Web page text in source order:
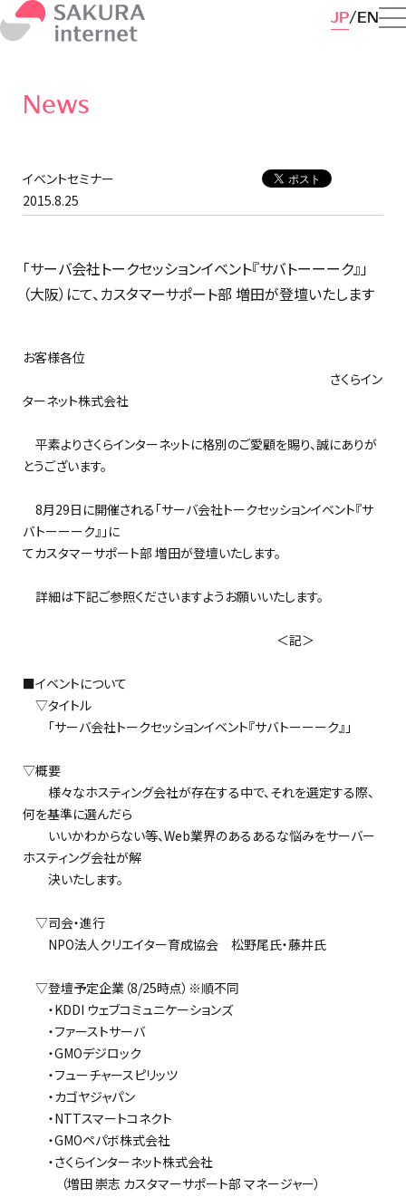
JP EN
News
イベントセミナー
2015.8.25
「サーバ会社トークセッションイベント『サバトーーーク』」
（大阪）にて、カスタマーサポート部 増田が登壇いたします
お客様各位
さくらイン
ターネット株式会社
平素よりさくらインターネットに格別のご愛顧を賜り、誠にありが
とうございます。
8月29日に開催される「サーバ会社トークセッションイベント『サ
バトーーーク』」に
てカスタマーサポート部 増田が登壇いたします。
詳細は下記ご参照くださいますようお願いいたします。
＜記＞
■イベントについて
▽タイトル
「サーバ会社トークセッションイベント『サバトーーーク』」
▽概要
様々なホスティング会社が存在する中で、それを選定する際、
何を基準に選んだら
いいかわからない等、Web業界のあるあるな悩みをサーバー
ホスティング会社が解
決いたします。
▽司会・進行
NPO法人クリエイター育成協会 松野尾氏・藤井氏
▽登壇予定企業（8/25時点）※順不同
・KDDI ウェブコミュニケーションズ
・ファーストサーバ
・GMOデジロック
・フューチャースピリッツ
・カゴヤジャパン
・NTTスマートコネクト
・GMOペパボ株式会社
・さくらインターネット株式会社
（増田 崇志 カスタマーサポート部 マネージャー）